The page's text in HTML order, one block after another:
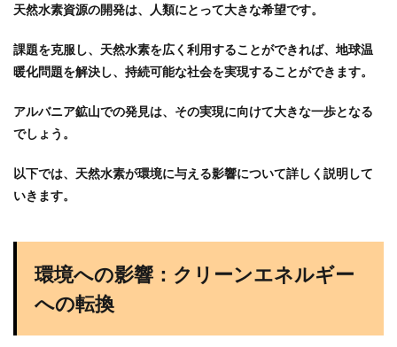
天然水素資源の開発は、人類にとって大きな希望です。
課題を克服し、天然水素を広く利用することができれば、地球温
暖化問題を解決し、持続可能な社会を実現することができます。
アルバニア鉱山での発見は、その実現に向けて大きな一歩となる
でしょう。
以下では、天然水素が環境に与える影響について詳しく説明して
いきます。
環境への影響：クリーンエネルギー
への転換